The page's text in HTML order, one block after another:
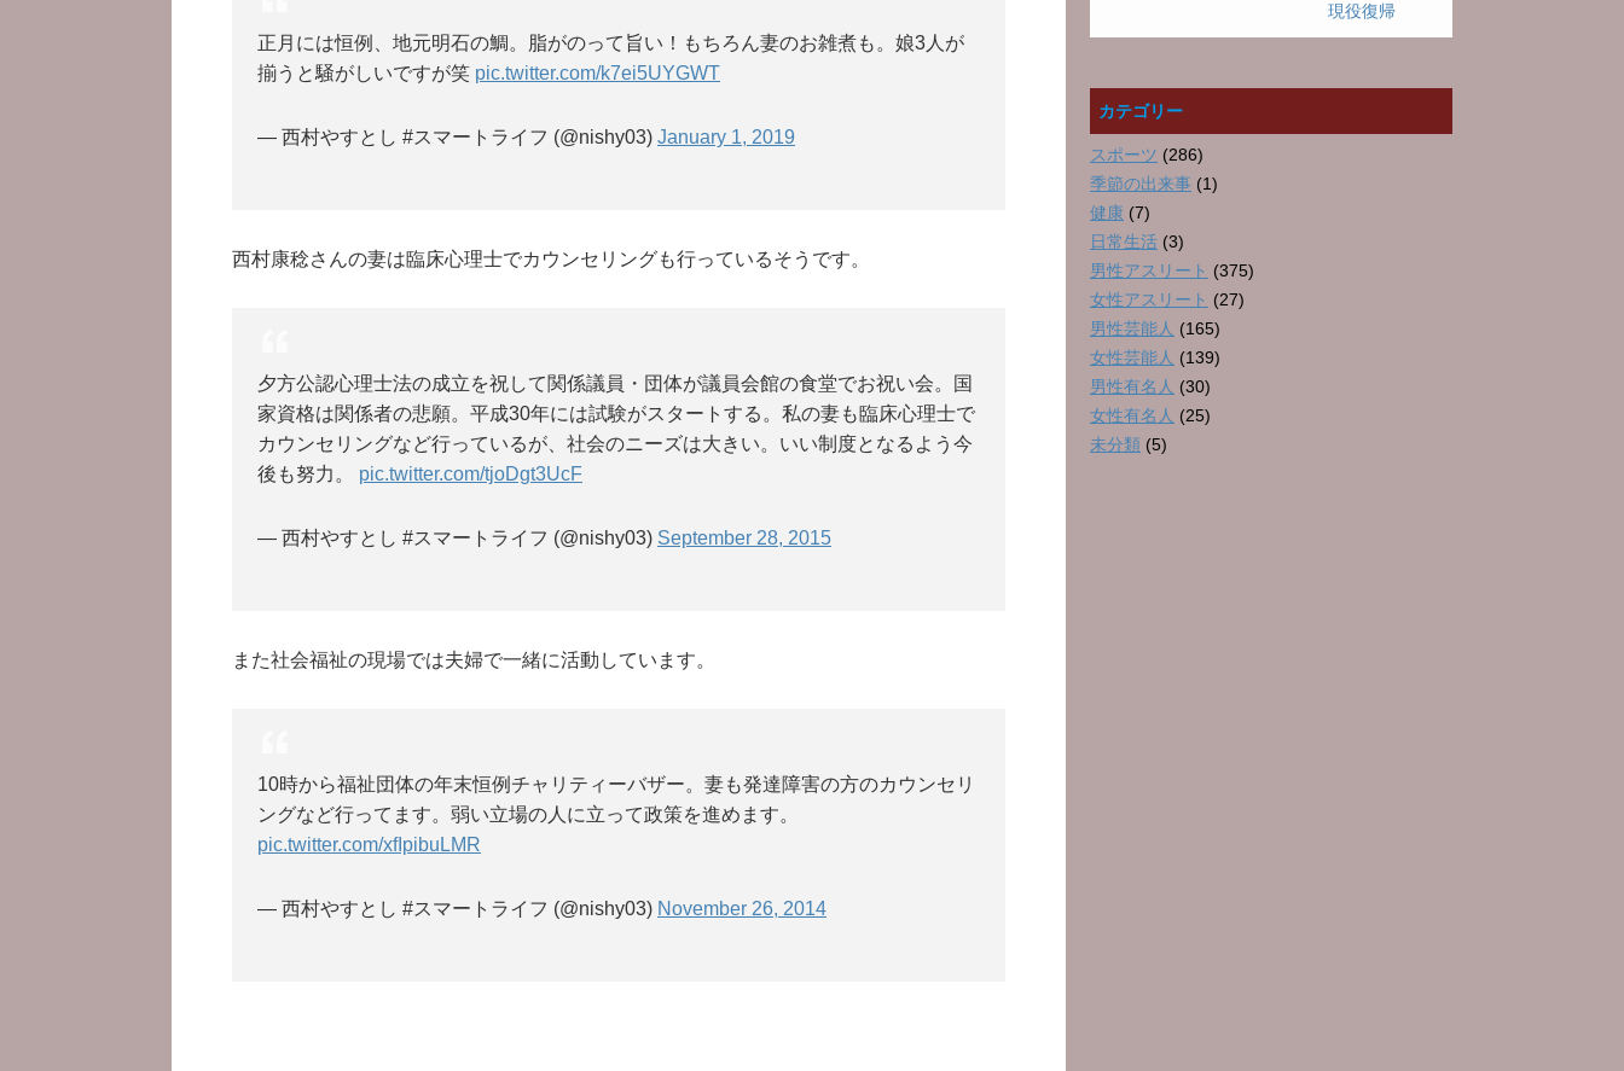
正月には恒例、地元明石の鯛。脂がのって旨い！もちろん妻のお雑煮も。娘3人が
揃うと騒がしいですが笑 pic.twitter.com/k7ei5UYGWT
— 西村やすとし #スマートライフ (@nishy03) January 1, 2019
西村康稔さんの妻は臨床心理士でカウンセリングも行っているそうです。
夕方公認心理士法の成立を祝して関係議員・団体が議員会館の食堂でお祝い会。国
家資格は関係者の悲願。平成30年には試験がスタートする。私の妻も臨床心理士で
カウンセリングなど行っているが、社会のニーズは大きい。いい制度となるよう今
後も努力。 pic.twitter.com/tjoDgt3UcF
— 西村やすとし #スマートライフ (@nishy03) September 28, 2015
また社会福祉の現場では夫婦で一緒に活動しています。
10時から福祉団体の年末恒例チャリティーバザー。妻も発達障害の方のカウンセリ
ングなど行ってます。弱い立場の人に立って政策を進めます。
pic.twitter.com/xfIpibuLMR
— 西村やすとし #スマートライフ (@nishy03) November 26, 2014
現役復帰
カテゴリー
スポーツ (286)
季節の出来事 (1)
健康 (7)
日常生活 (3)
男性アスリート (375)
女性アスリート (27)
男性芸能人 (165)
女性芸能人 (139)
男性有名人 (30)
女性有名人 (25)
未分類 (5)